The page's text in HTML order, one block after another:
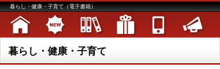
暮らし・健康・子育て（電子書籍）
暮らし・健康・子育て